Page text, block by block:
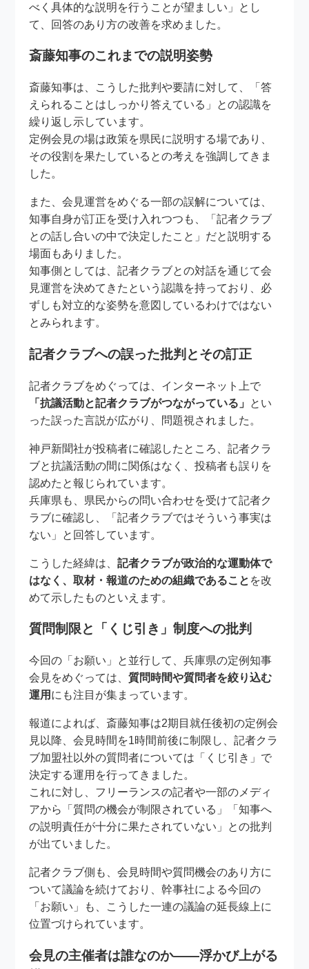
べく具体的な説明を行うことが望ましい」とし
て、回答のあり方の改善を求めました。
斎藤知事のこれまでの説明姿勢
斎藤知事は、こうした批判や要請に対して、「答
えられることはしっかり答えている」との認識を
繰り返し示しています。
定例会見の場は政策を県民に説明する場であり、
その役割を果たしているとの考えを強調してきま
した。
また、会見運営をめぐる一部の誤解については、
知事自身が訂正を受け入れつつも、「記者クラブ
との話し合いの中で決定したこと」だと説明する
場面もありました。
知事側としては、記者クラブとの対話を通じて会
見運営を決めてきたという認識を持っており、必
ずしも対立的な姿勢を意図しているわけではない
とみられます。
記者クラブへの誤った批判とその訂正
記者クラブをめぐっては、インターネット上で
「抗議活動と記者クラブがつながっている」 とい
った誤った言説が広がり、問題視されました。
神戸新聞社が投稿者に確認したところ、記者クラ
ブと抗議活動の間に関係はなく、投稿者も誤りを
認めたと報じられています。
兵庫県も、県民からの問い合わせを受けて記者ク
ラブに確認し、「記者クラブではそういう事実は
ない」と回答しています。
こうした経緯は、記者クラブが政治的な運動体で
はなく、取材・報道のための組織であること を改
めて示したものといえます。
質問制限と「くじ引き」制度への批判
今回の「お願い」と並行して、兵庫県の定例知事
会見をめぐっては、質問時間や質問者を絞り込む
運用 にも注目が集まっています。
報道によれば、斎藤知事は2期目就任後初の定例会
見以降、会見時間を1時間前後に制限し、記者クラ
ブ加盟社以外の質問者については「くじ引き」で
決定する運用を行ってきました。
これに対し、フリーランスの記者や一部のメディ
アから「質問の機会が制限されている」「知事へ
の説明責任が十分に果たされていない」との批判
が出ていました。
記者クラブ側も、会見時間や質問機会のあり方に
ついて議論を続けており、幹事社による今回の
「お願い」も、こうした一連の議論の延長線上に
位置づけられています。
会見の主催者は誰なのか――浮かび上がる